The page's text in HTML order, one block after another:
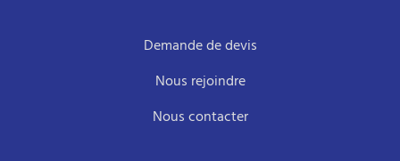
Demande de devis
Nous rejoindre
Nous contacter